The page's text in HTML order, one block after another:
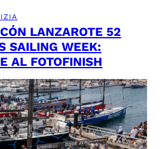
LANZAROTE 52
SAILING WEEK:
AL FOTOFINISH